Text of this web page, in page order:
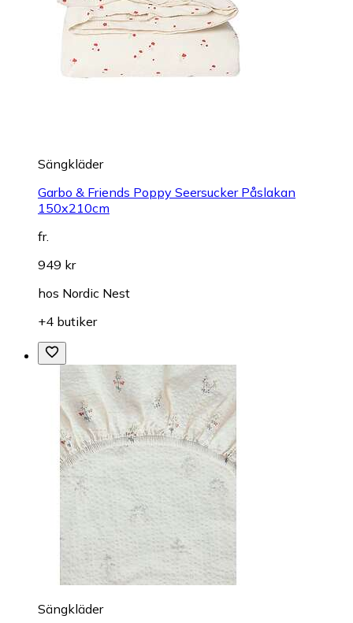
Sängkläder
Garbo & Friends Poppy Seersucker Påslakan
150x210cm
fr.
949 kr
hos Nordic Nest
+4 butiker
Sängkläder